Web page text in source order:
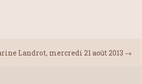
Landrot, mercredi 21 août 2013 →